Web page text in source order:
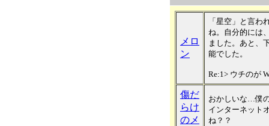
メロ
ン
「星空」と言わ
ね。自分的には
ました。あと、
能でした。
Re:1> ウチのが
傷だ
らけ
のメ
おかしいな…僕
インターネット
ね？？